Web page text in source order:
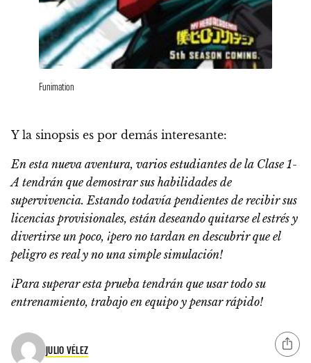
Funimation
Y la sinopsis es por demás interesante:
En esta nueva aventura, varios estudiantes de la Clase 1-
A tendrán que demostrar sus habilidades de
supervivencia. Estando todavía pendientes de recibir sus
licencias provisionales, están deseando quitarse el estrés y
divertirse un poco, ¡pero no tardan en descubrir que el
peligro es real y no una simple simulación!
¡Para superar esta prueba tendrán que usar todo su
entrenamiento, trabajo en equipo y pensar rápido!
JULIO VÉLEZ